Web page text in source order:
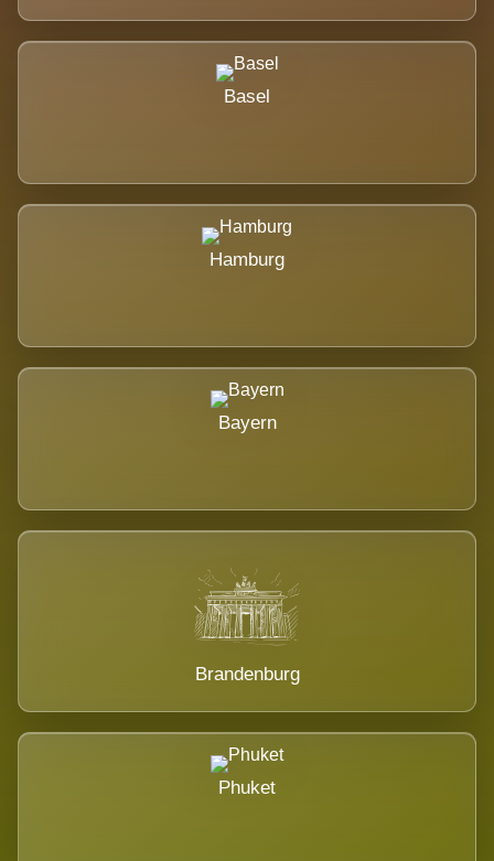
Basel
Hamburg
Bayern
Brandenburg
Phuket